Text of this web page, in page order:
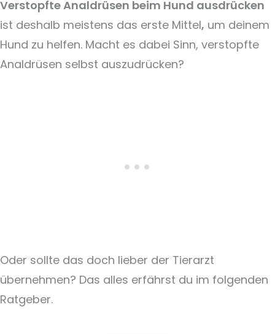
Verstopfte Analdrüsen beim Hund ausdrücken
ist deshalb meistens das erste Mittel, um deinem
Hund zu helfen. Macht es dabei Sinn, verstopfte
Analdrüsen selbst auszudrücken?
Oder sollte das doch lieber der Tierarzt
übernehmen? Das alles erfährst du im folgenden
Ratgeber.